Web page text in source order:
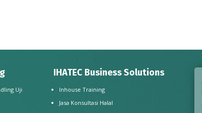
Uji
IHATEC Business Solutions
Inhouse Training
Jasa Konsultasi Halal